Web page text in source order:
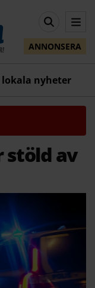
ANNONSERA
lokala nyheter
stöld av